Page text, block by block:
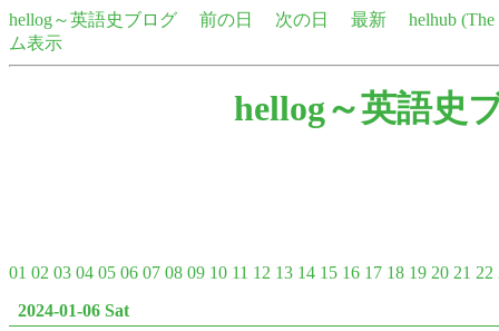
hellog～英語史ブログ 前の日 次の日 最新
helhub
ム表示
hellog～英語史
01 02 03 04 05 06 07 08 09 10 11 12 13 14 15 16 17 18 19 20 21 22
2024-01-06 Sat